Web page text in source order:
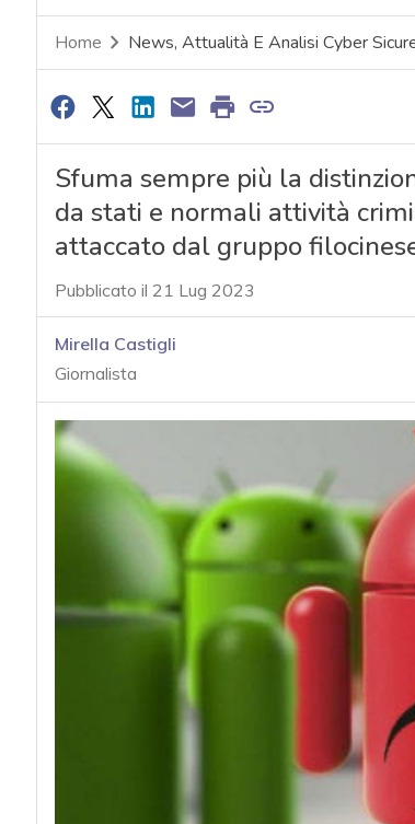
Home News, Attualità E Analisi Cyber
Sfuma sempre più la
da stati e normali attività
attaccato dal gruppo
Pubblicato il 21 Lug 2023
Mirella Castigli
Giornalista